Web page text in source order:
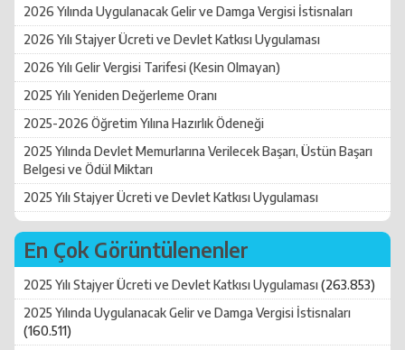
2026 Yılında Uygulanacak Gelir ve Damga Vergisi İstisnaları
2026 Yılı Stajyer Ücreti ve Devlet Katkısı Uygulaması
2026 Yılı Gelir Vergisi Tarifesi (Kesin Olmayan)
2025 Yılı Yeniden Değerleme Oranı
2025-2026 Öğretim Yılına Hazırlık Ödeneği
2025 Yılında Devlet Memurlarına Verilecek Başarı, Üstün Başarı
Belgesi ve Ödül Miktarı
2025 Yılı Stajyer Ücreti ve Devlet Katkısı Uygulaması
En Çok Görüntülenenler
2025 Yılı Stajyer Ücreti ve Devlet Katkısı Uygulaması(263.853)
2025 Yılında Uygulanacak Gelir ve Damga Vergisi İstisnaları
(160.511)